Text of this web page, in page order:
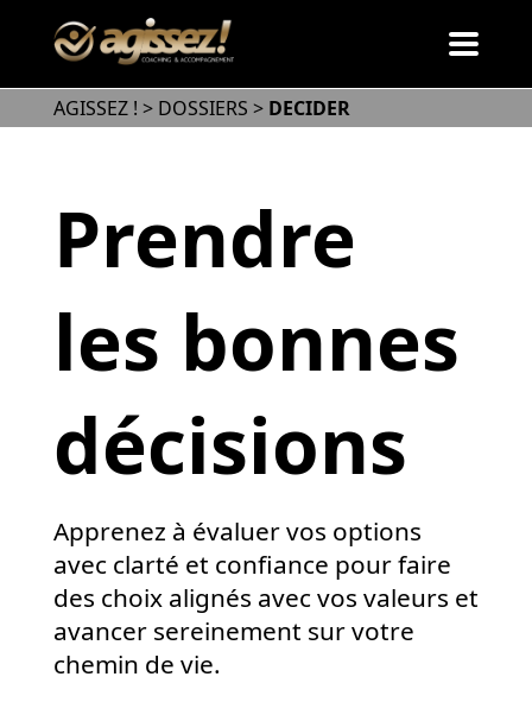
AGISSEZ ! > DOSSIERS > DECIDER
Prendre
les bonnes
décisions
Apprenez à évaluer vos options
avec clarté et confiance pour faire
des choix alignés avec vos valeurs et
avancer sereinement sur votre
chemin de vie.